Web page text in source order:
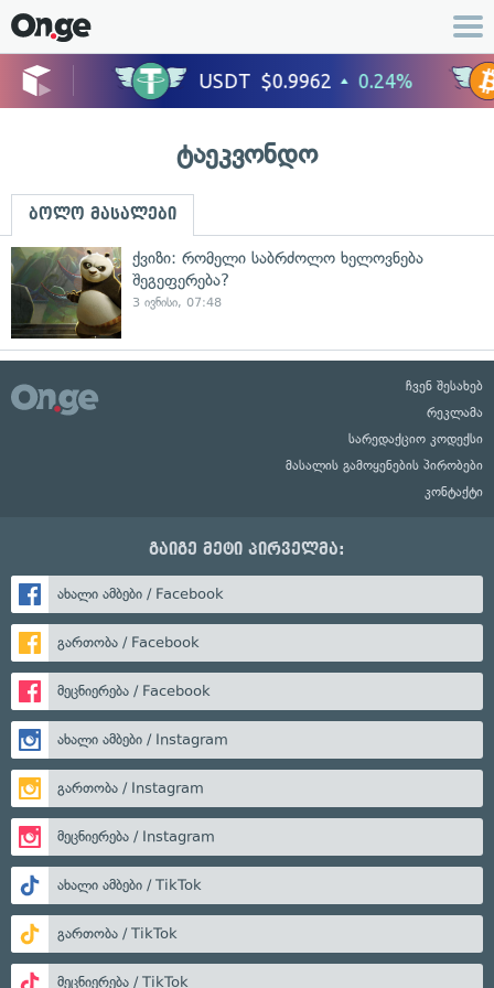
ტაეკვონდო
ბოლო მასალები
ქვიზი: რომელი საბრძოლო ხელოვნება
შეგეფერება?
3 ივნისი, 07:48
ჩვენ შესახებ
რეკლამა
სარედაქციო კოდექსი
მასალის გამოყენების პირობები
კონტაქტი
გაიგე მეტი პირველმა:
ახალი ამბები / Facebook
გართობა / Facebook
მეცნიერება / Facebook
ახალი ამბები / Instagram
გართობა / Instagram
მეცნიერება / Instagram
ახალი ამბები / TikTok
გართობა / TikTok
მეცნიერება / TikTok